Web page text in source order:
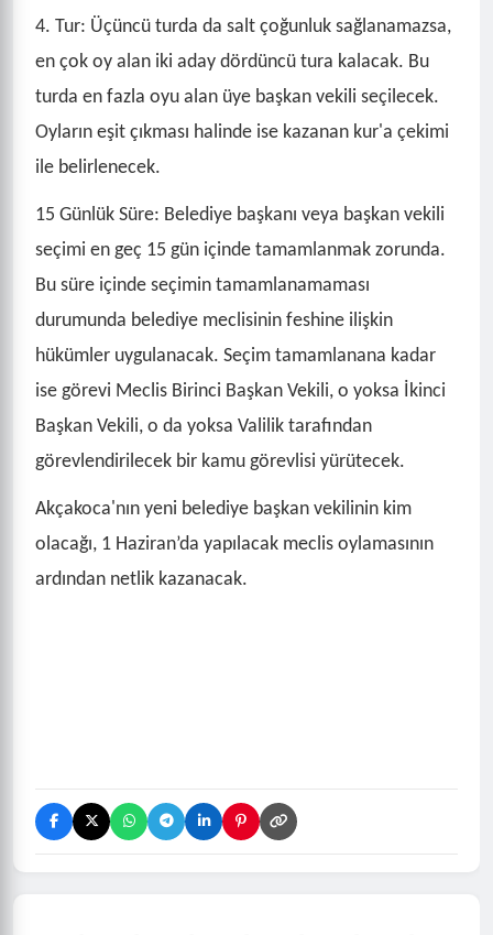
4. Tur: Üçüncü turda da salt çoğunluk sağlanamazsa,
en çok oy alan iki aday dördüncü tura kalacak. Bu
turda en fazla oyu alan üye başkan vekili seçilecek.
Oyların eşit çıkması halinde ise kazanan kur'a çekimi
ile belirlenecek.
15 Günlük Süre: Belediye başkanı veya başkan vekili
seçimi en geç 15 gün içinde tamamlanmak zorunda.
Bu süre içinde seçimin tamamlanamaması
durumunda belediye meclisinin feshine ilişkin
hükümler uygulanacak. Seçim tamamlanana kadar
ise görevi Meclis Birinci Başkan Vekili, o yoksa İkinci
Başkan Vekili, o da yoksa Valilik tarafından
görevlendirilecek bir kamu görevlisi yürütecek.
Akçakoca'nın yeni belediye başkan vekilinin kim
olacağı, 1 Haziran’da yapılacak meclis oylamasının
ardından netlik kazanacak.